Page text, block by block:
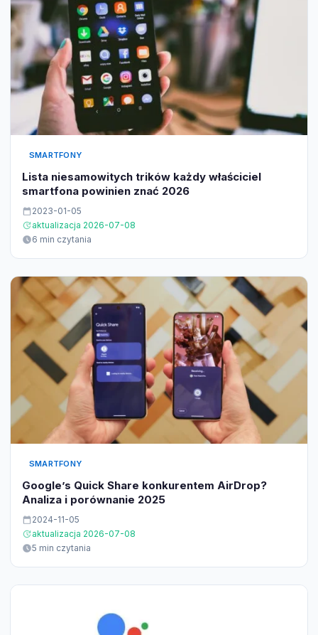
SMARTFONY
Lista niesamowitych trików każdy właściciel
smartfona powinien znać 2026
2023-01-05
aktualizacja 2026-07-08
6 min czytania
SMARTFONY
Google’s Quick Share konkurentem AirDrop?
Analiza i porównanie 2025
2024-11-05
aktualizacja 2026-07-08
5 min czytania